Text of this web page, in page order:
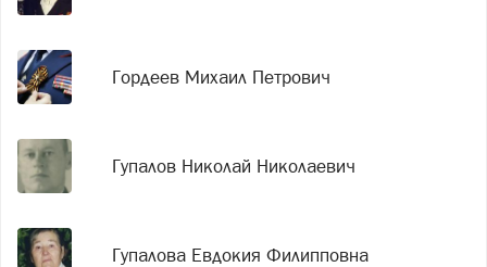
Гордеев Михаил Петрович
Гупалов Николай Николаевич
Гупалова Евдокия Филипповна